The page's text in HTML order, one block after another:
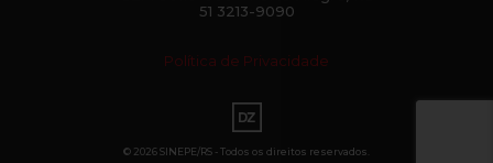
51 3213-9090
Política de Privacidade
© 2026 SINEPE/RS - Todos os direitos reservados.